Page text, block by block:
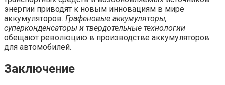
энергии приводят к новым инновациям в мире
аккумуляторов. Графеновые аккумуляторы,
суперконденсаторы и твердотельные технологии
обещают революцию в производстве аккумуляторов
для автомобилей.
Заключение